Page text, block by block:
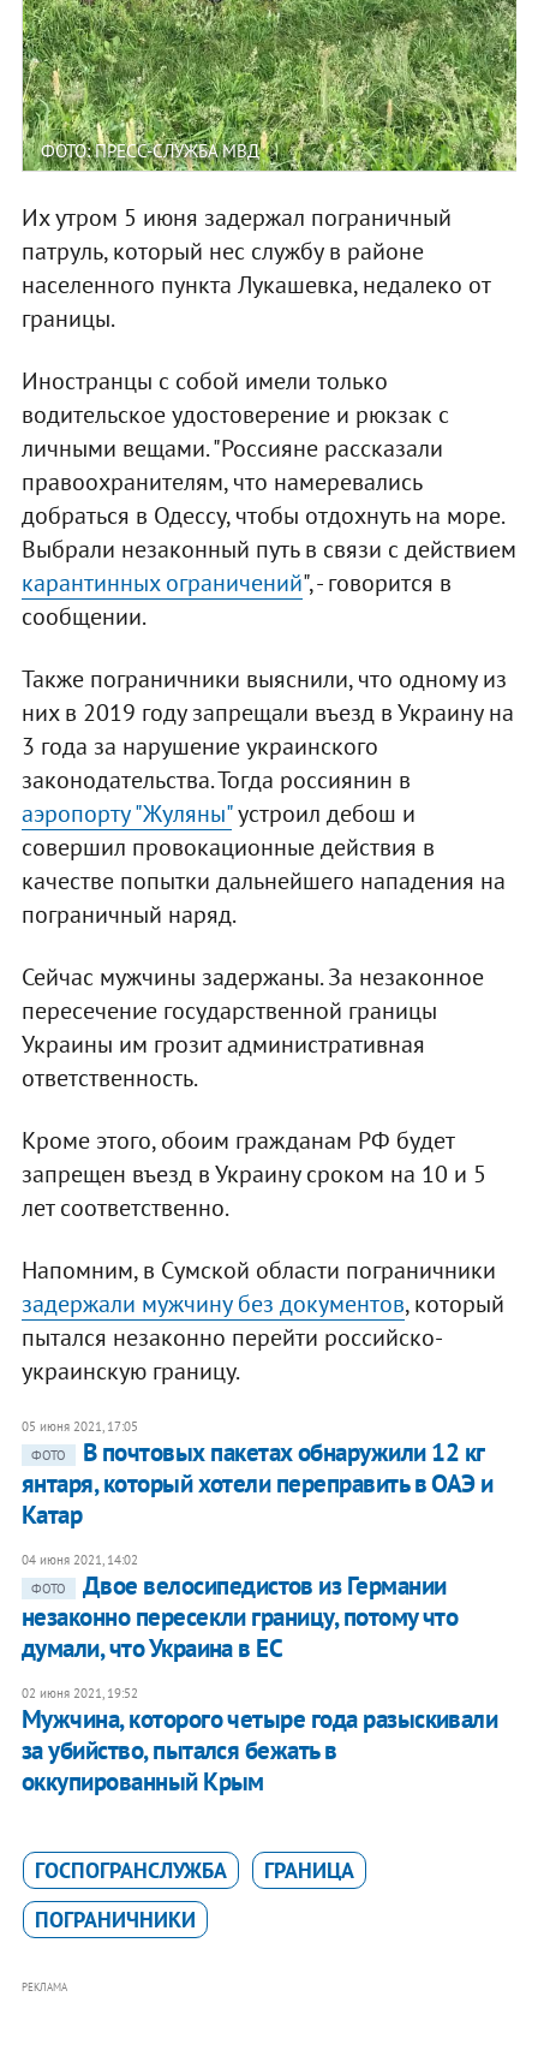
ФОТО: ПРЕСС-СЛУЖБА МВД
Их утром 5 июня задержал пограничный
патруль, который нес службу в районе
населенного пункта Лукашевка, недалеко от
границы.
Иностранцы с собой имели только
водительское удостоверение и рюкзак с
личными вещами. "Россияне рассказали
правоохранителям, что намеревались
добраться в Одессу, чтобы отдохнуть на море.
Выбрали незаконный путь в связи с действием
карантинных ограничений", - говорится в
сообщении.
Также пограничники выяснили, что одному из
них в 2019 году запрещали въезд в Украину на
3 года за нарушение украинского
законодательства. Тогда россиянин в
аэропорту "Жуляны"устроил дебош и
совершил провокационные действия в
качестве попытки дальнейшего нападения на
пограничный наряд.
Сейчас мужчины задержаны. За незаконное
пересечение государственной границы
Украины им грозит административная
ответственность.
Кроме этого, обоим гражданам РФ будет
запрещен въезд в Украину сроком на 10 и 5
лет соответственно.
Напомним, в Сумской области пограничники
задержали мужчину без документов, который
пытался незаконно перейти российско-
украинскую границу.
05 июня 2021, 17:05
ФОТО
В почтовых пакетах обнаружили 12 кг
янтаря, который хотели переправить в ОАЭ и
Катар
04 июня 2021, 14:02
ФОТО
Двое велосипедистов из Германии
незаконно пересекли границу, потому что
думали, что Украина в ЕС
02 июня 2021, 19:52
Мужчина, которого четыре года разыскивали
за убийство, пытался бежать в
оккупированный Крым
ГОСПОГРАНСЛУЖБА
ГРАНИЦА
ПОГРАНИЧНИКИ
РЕКЛАМА